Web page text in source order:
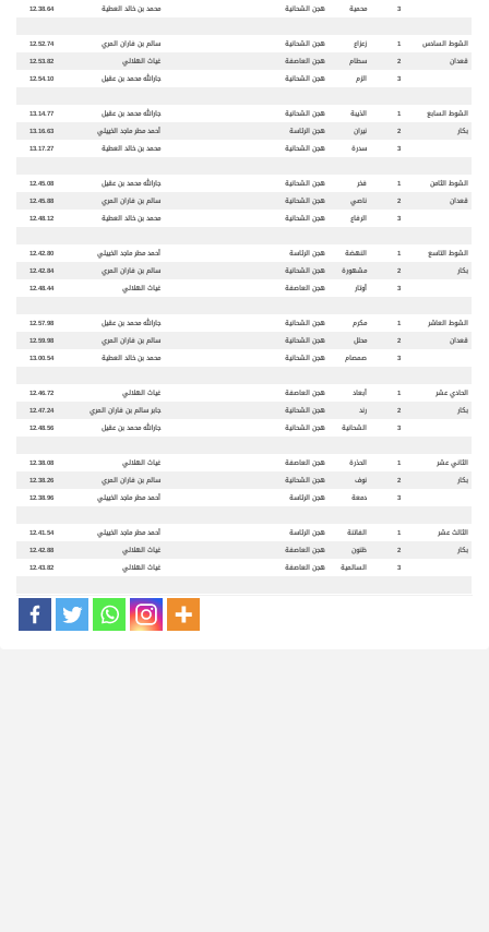
3
محمية هجن الشحانية محمد بن خالد العطية 12.38.64
الشوط السادس 1 زعزاع هجن الشحانية سالم بن فاران المري
12.52.74
قعدان
2 سطام هجن العاصفة غياث الهلالي
12.53.82
3
الزم هجن الشحانية جارالله محمد بن عقيل 12.54.10
الشوط السابع 1 الذيبة هجن الشحانية جارالله محمد بن عقيل
13.14.77
بكار
2 نيران هجن الرئاسة أحمد مطر ماجد الخييلي
13.16.63
3
سدرة هجن الشحانية محمد بن خالد العطية 13.17.27
الشوط الثامن 1 فخر هجن الشحانية جارالله محمد بن عقيل
12.45.08
قعدان
2 ناصي هجن الشحانية سالم بن فاران المري
12.45.88
3
الرفاع هجن الشحانية محمد بن خالد العطية 12.48.12
الشوط التاسع 1 النهضة هجن الرئاسة أحمد مطر ماجد الخييلي
12.42.80
بكار
2 مشهورة هجن الشحانية سالم بن فاران المري
12.42.84
3
أوتار هجن العاصفة غياث الهلالي 12.48.44
الشوط العاشر 1 مكرم هجن الشحانية جارالله محمد بن عقيل
12.57.98
قعدان
2 محلل هجن الشحانية سالم بن فاران المري
12.59.98
3
صمصام هجن الشحانية محمد بن خالد العطية 13.00.54
الحادي عشر 1 أبعاد هجن العاصفة غياث الهلالي
12.46.72
بكار
2 رند هجن الشحانية جابر سالم بن فاران المري
12.47.24
3
الشحانية هجن الشحانية جارالله محمد بن عقيل 12.48.56
الثاني عشر 1 الحذرة هجن العاصفة غياث الهلالي
12.38.08
بكار
2 نوف هجن الشحانية سالم بن فاران المري
12.38.26
3
دمعة هجن الرئاسة أحمد مطر ماجد الخييلي 12.38.96
الثالث عشر 1 الفاتنة هجن الرئاسة أحمد مطر ماجد الخييلي
12.41.54
بكار
2 ظنون هجن العاصفة غياث الهلالي
12.42.88
3
السالمية هجن العاصفة غياث الهلالي 12.43.82